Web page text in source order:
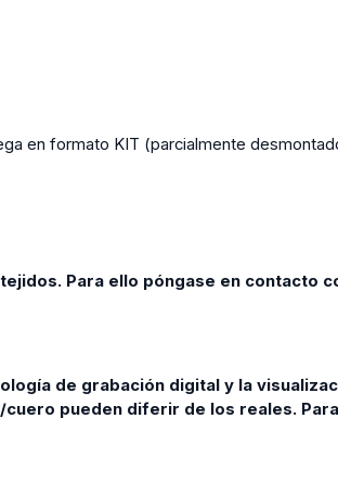
en formato KIT (parcialmente
Para ello póngase en contacto
de grabación digital y la
pueden diferir de los reales.